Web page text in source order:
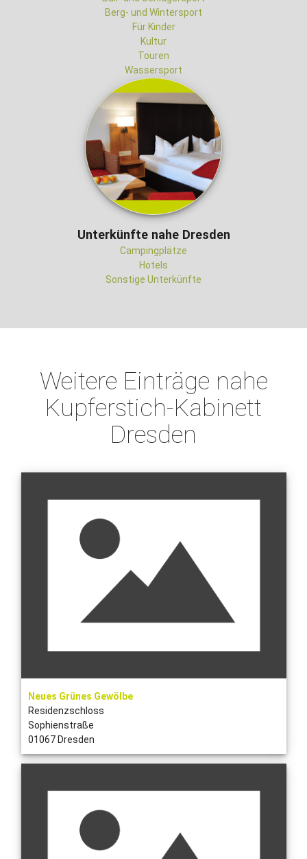
Berg- und Wintersport
Für Kinder
Kultur
Touren
Wassersport
Unterkünfte nahe Dresden
Campingplätze
Hotels
Sonstige Unterkünfte
Weitere Einträge nahe
Kupferstich-Kabinett
Dresden
Neues Grünes Gewölbe
Residenzschloss
Sophienstraße
01067 Dresden